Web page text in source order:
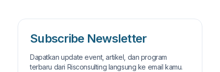
Subscribe Newsletter
Dapatkan update event, artikel, dan program
terbaru dari Risconsulting langsung ke email kamu.